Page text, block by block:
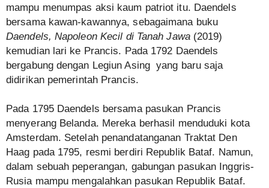
mampu menumpas aksi kaum patriot itu. Daendels
bersama kawan-kawannya, sebagaimana buku
Daendels, Napoleon Kecil di Tanah Jawa(2019)
kemudian lari ke Prancis. Pada 1792 Daendels
bergabung dengan Legiun Asing yang baru saja
didirikan pemerintah Prancis.
Pada 1795 Daendels bersama pasukan Prancis
menyerang Belanda. Mereka berhasil menduduki kota
Amsterdam. Setelah penandatanganan Traktat Den
Haag pada 1795, resmi berdiri Republik Bataf. Namun,
dalam sebuah peperangan, gabungan pasukan Inggris-
Rusia mampu mengalahkan pasukan Republik Bataf.